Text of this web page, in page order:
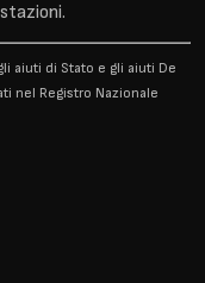
aiuti di Stato e gli aiuti De
nel Registro Nazionale